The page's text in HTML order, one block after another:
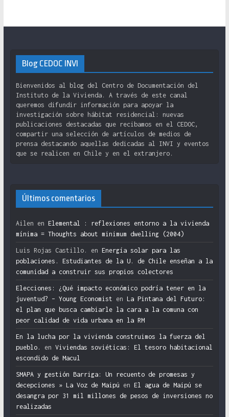
Blog CEDOC INVI
Bienvenidos al blog del Centro de Documentación del
Instituto de la Vivienda. A través de este canal
queremos difundir información para apoyar la
investigación sobre hábitat residencial: nuevas
publicaciones destacadas que recibamos en el CEDOC,
compartir una selección de artículos de medios de
prensa destacando aquellas dedicadas al INVI y eventos
que se realicen en Chile y en el extranjero.
Últimos comentarios
Ailen en Elemental : reflexiones entorno a la vivienda
mínima = Thoughts about minimum dwelling (2004)
Luis Rojas Castillo. en Energía solar para las
poblaciones. Estudiantes de la U. de Chile enseñan a la
comunidad a construir sus propios colectores
Elecciones: ¿Qué impacto económico podría tener en la
juventud? – Young Economist en La Pintana del Futuro:
el plan que busca cambiarle la cara a la comuna con
peor calidad de vida urbana en la RM
En la lucha por la vivienda construimos la fuerza del
pueblo.
en Viviendas soviéticas: El tesoro habitacional
escondido de Macul
SMAPA y gestión Barriga: Un recuento de promesas y
decepciones » La Voz de Maipú en El agua de Maipú se
desangra por 31 mil millones de pesos de inversiones no
realizadas